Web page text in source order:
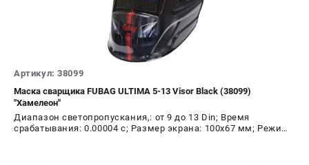
Артикул: 38099
Маска сварщика FUBAG ULTIMA 5-13 Visor Black (38099)
"Хамелеон"
Диапазон светопропускания,: от 9 до 13 Din; Время
срабатывания: 0.00004 с; Размер экрана: 100x67 мм; Режим